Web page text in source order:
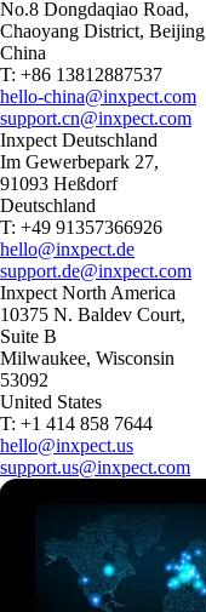
No.8 Dongdaqiao Road,
Chaoyang District, Beijing
China
T: +86 13812887537
hello-china@inxpect.com
support.cn@inxpect.com
Inxpect Deutschland
Im Gewerbepark 27,
91093 Heßdorf
Deutschland
T: +49 91357366926
hello@inxpect.de
support.de@inxpect.com
Inxpect North America
10375 N. Baldev Court,
Suite B
Milwaukee, Wisconsin
53092
United States
T: +1 414 858 7644
hello@inxpect.us
support.us@inxpect.com